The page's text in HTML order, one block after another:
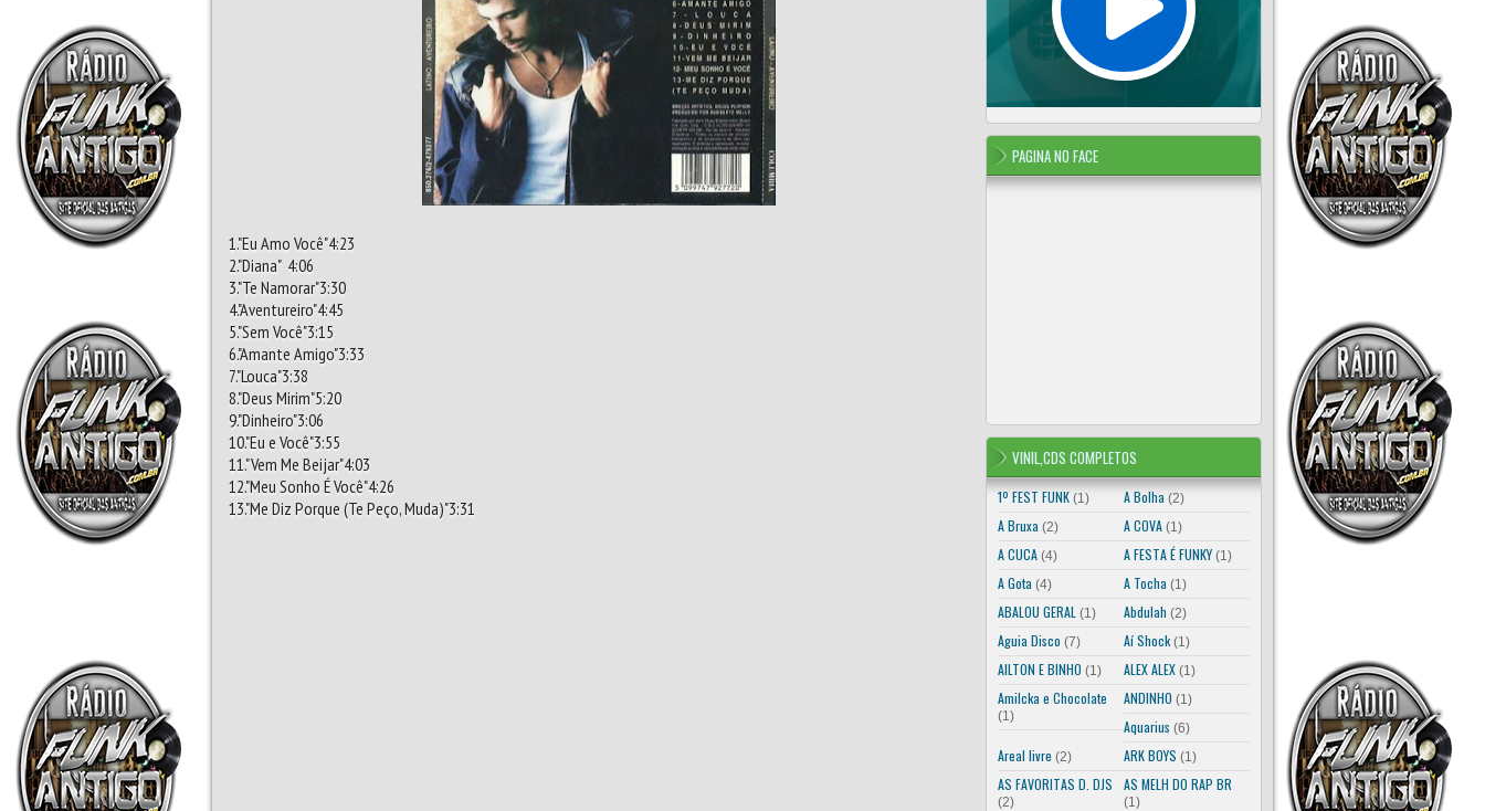
1."Eu Amo Você"4:23
2."Diana" 4:06
3."Te Namorar"3:30
4."Aventureiro"4:45
5."Sem Você"3:15
6."Amante Amigo"3:33
7."Louca"3:38
8."Deus Mirim"5:20
9."Dinheiro"3:06
10."Eu e Você"3:55
11."Vem Me Beijar"4:03
12."Meu Sonho É Você"4:26
13."Me Diz Porque (Te Peço, Muda)"3:31
PAGINA NO FACE
VINIL,CDS COMPLETOS
1º FEST FUNK (1) A Bolha (2)
A Bruxa (2) A COVA (1)
A CUCA (4) A FESTA É FUNKY (1)
A Gota (4) A Tocha (1)
ABALOU GERAL (1) Abdulah (2)
Aguia Disco (7) Aí Shock (1)
AILTON E BINHO (1) ALEX ALEX (1)
Amilcka e Chocolate
(1)
ANDINHO (1)
Aquarius (6)
Areal livre (2) ARK BOYS (1)
AS FAVORITAS D. DJS
(2)
AS MELH DO RAP BR
(1)